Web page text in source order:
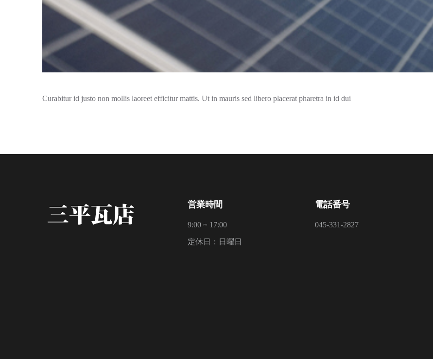
Curabitur id justo non mollis laoreet efficitur mattis. Ut in mauris sed libero placerat pharetra in id dui
営業時間
9:00 ~ 17:00
定休日：日曜日
電話番号
045-331-2827